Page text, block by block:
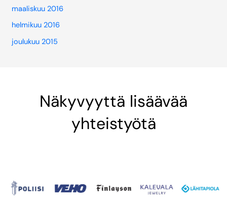
maaliskuu 2016
helmikuu 2016
joulukuu 2015
Näkyvyyttä lisäävää
yhteistyötä